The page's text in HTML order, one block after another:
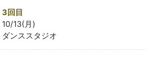
3回目
10/13(月)
ダンススタジオ